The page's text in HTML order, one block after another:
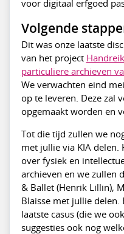
voor digitaal erfgoed
Volgende
Dit was onze laatste
van het project
particuliere archieven
We verwachten eind
op te leveren. Deze zal
opgemaakt worden en
Tot die tijd zullen we
met jullie via KIA delen.
over fysiek en
archieven en we zullen
& Ballet (Henrik Lillin),
Blaisse met jullie
laatste casus (die we
suggesties ook nog